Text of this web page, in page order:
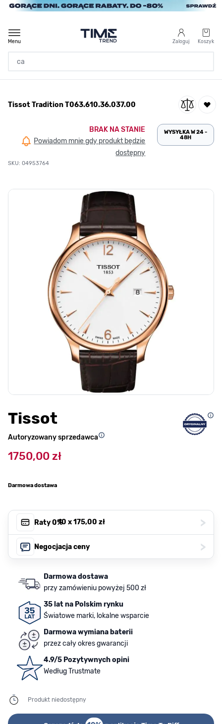
Przejdź do treści
Zaloguj Koszyk
Menu
/ Tissot Tradition T063.610.36.037.00
Tissot Tradition T063.610.36.037.00
BRAK NA STANIE
Powiadom mnie gdy produkt będzie
dostępny
SKU: 04953764
WYSYŁKA W 24 -
48H
Tissot
Autoryzowany sprzedawca
1750,00 zł
Darmowa dostawa
Raty 0%, 10 x175,00 zł >
Negocjacja ceny >
Darmowa dostawa
przy zamówieniu powyżej 500 zł
35 lat na Polskim rynku
Światowe marki, lokalne wsparcie
Darmowa wymiana baterii
przez cały okres gwarancji
4.9/5 Pozytywnych opini
Według Trustmate
Produkt niedostępny